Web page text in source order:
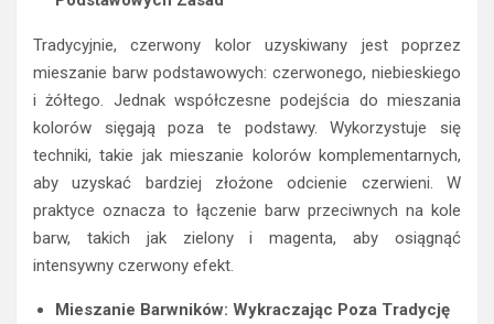
Tradycyjnie, czerwony kolor uzyskiwany jest poprzez
mieszanie barw podstawowych: czerwonego, niebieskiego
i żółtego. Jednak współczesne podejścia do mieszania
kolorów sięgają poza te podstawy. Wykorzystuje się
techniki, takie jak mieszanie kolorów komplementarnych,
aby uzyskać bardziej złożone odcienie czerwieni. W
praktyce oznacza to łączenie barw przeciwnych na kole
barw, takich jak zielony i magenta, aby osiągnąć
intensywny czerwony efekt.
Mieszanie Barwników: Wykraczając Poza Tradycję